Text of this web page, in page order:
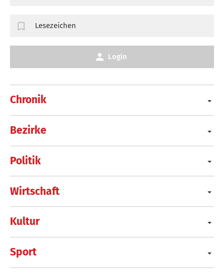
Chronik
Bezirke
Politik
Wirtschaft
Kultur
Sport
Lesezeichen
Login